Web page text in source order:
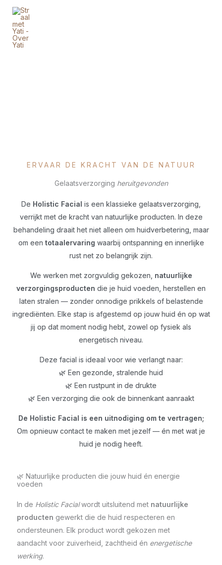
inhoud
ERVAAR DE KRACHT VAN DE NATUUR
Gelaatsverzorging heruitgevonden
De Holistic Facial is een klassieke gelaatsverzorging,
verrijkt met de kracht van natuurlijke producten. In deze
behandeling draait het niet alleen om huidverbetering, maar
om een totaalervaring waarbij ontspanning en innerlijke
rust net zo belangrijk zijn.
We werken met zorgvuldig gekozen, natuurlijke
verzorgingsproducten die je huid voeden, herstellen en
laten stralen — zonder onnodige prikkels of belastende
ingrediënten. Elke stap is afgestemd op jouw huid én op wat
jij op dat moment nodig hebt, zowel op fysiek als
energetisch niveau.
Deze facial is ideaal voor wie verlangt naar:
🌿 Een gezonde, stralende huid
🌿 Een rustpunt in de drukte
🌿 Een verzorging die ook de binnenkant aanraakt
De Holistic Facial is een uitnodiging om te vertragen;
Om opnieuw contact te maken met jezelf — én met wat je
huid je nodig heeft.
🌿 Natuurlijke producten die jouw huid én energie
voeden
In de Holistic Facialwordt uitsluitend met natuurlijke
producten gewerkt die de huid respecteren en
ondersteunen. Elk product wordt gekozen met
aandacht voor zuiverheid, zachtheid én energetische
werking.